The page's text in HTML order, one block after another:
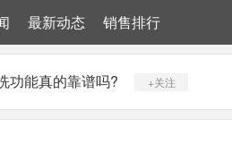
最新动态 销售排行
功能真的靠谱吗? +关注